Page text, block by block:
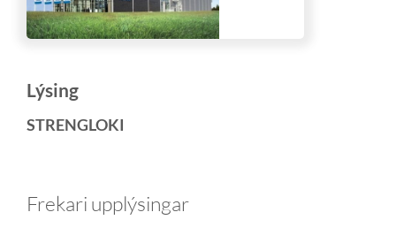
Lýsing
STRENGLOKI
Frekari upplýsingar